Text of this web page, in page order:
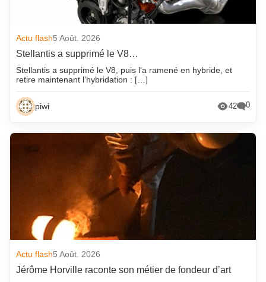
Actu flash5 Août. 2026
Stellantis a supprimé le V8…
Stellantis a supprimé le V8, puis l’a ramené en hybride, et
retire maintenant l’hybridation : […]
piwi 42 0
Actu flash5 Août. 2026
Jérôme Horville raconte son métier de fondeur d’art